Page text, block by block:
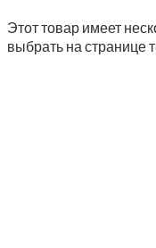
Этот товар имеет
выбрать на странице